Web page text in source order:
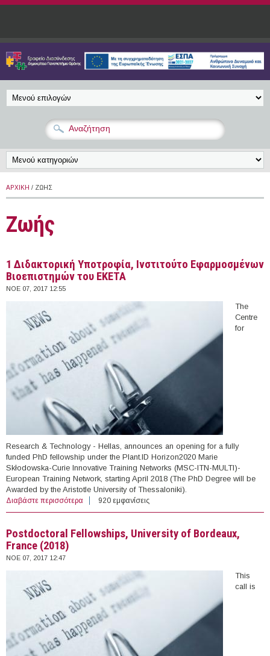
Παράκαμψη προς το κυρίως περιεχόμενο
ΑΡΧΙΚΉ / ΖΩΉΣ
Ζωής
1 Διδακτορική Υποτροφία, Ινστιτούτο Εφαρμοσμένων
Βιοεπιστημών του ΕΚΕΤΑ
ΝΟΕ 07, 2017 12:55
The
Centre
for
Research & Technology - Hellas, announces an opening for a fully
funded PhD fellowship under the Plant.ID Horizon2020 Marie
Skłodowska-Curie Innovative Training Networks (MSC-ITN-MULTI)-
European Training Network, starting April 2018 (The PhD Degree will be
Awarded by the Aristotle University of Thessaloniki).
Διαβάστε περισσότερα για 1 Διδακτορική Υποτροφία, Ινστιτούτο
Εφαρμοσμένων Βιοεπιστημών του ΕΚΕΤΑ
920 εμφανίσεις
Postdoctoral Fellowships, University of Bordeaux,
France (2018)
ΝΟΕ 07, 2017 12:47
This
call is